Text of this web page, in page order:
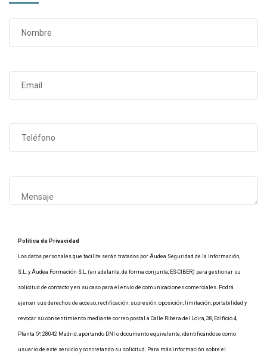
Política de Privacidad
Los datos personales que facilite serán tratados por Áudea Seguridad de la Información,
S.L. y Áudea Formación S.L. (en adelante, de forma conjunta, ES-CIBER) para gestionar su
solicitud de contacto y en su caso para el envío de comunicaciones comerciales. Podrá
ejercer sus derechos de acceso, rectificación, supresión, oposición, limitación, portabilidad y
revocar su consentimiento mediante correo postal a Calle Ribera del Loira, 38, Edificio 4,
Planta 5º, 28042 Madrid, aportando DNI o documento equivalente, identificándose como
usuario de este servicio y concretando su solicitud. Para más información sobre el